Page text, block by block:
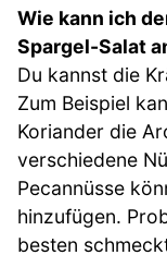
Wie kann ich
Spargel-Salat
Du kannst die
Zum Beispiel
Koriander die
verschiedene
Pecannüsse
hinzufügen.
besten